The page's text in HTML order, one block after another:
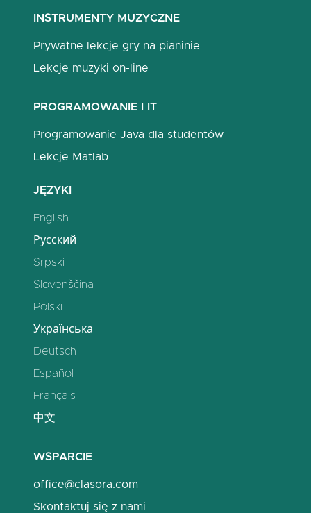
INSTRUMENTY MUZYCZNE
Prywatne lekcje gry na pianinie
Lekcje muzyki on-line
PROGRAMOWANIE I IT
Programowanie Java dla studentów
Lekcje Matlab
JĘZYKI
English
Русский
Srpski
Slovenščina
Polski
Українська
Deutsch
Español
Français
中文
WSPARCIE
office@clasora.com
Skontaktuj się z nami